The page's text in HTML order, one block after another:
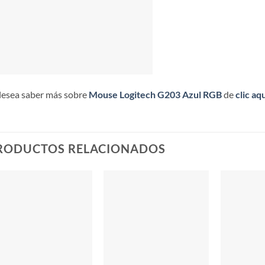
saber más sobre Mouse Logitech G203 Azul RGBdeclic
RELACIONADOS